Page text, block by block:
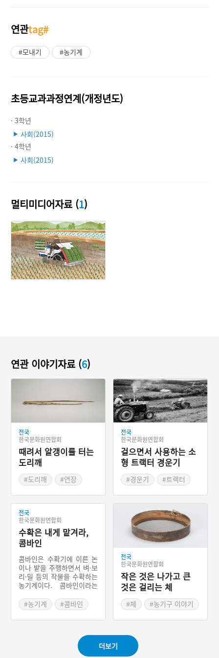
연관tag#
#모내기 #농기계
초등교과과정연계(개정년도)
· 3학년
▶ 사회(2015)
· 4학년
▶ 사회(2015)
멀티미디어자료 (1)
연관 이야기자료 (6)
전국
한국문화원연합회
때려서 알갱이를 터는
도리깨
#도리깨 #연장
전국
한국문화원연합회
걸으면서 사용하는 소
형 트랙터 경운기
#경운기
#트랙터
전국
한국문화원연합회
수확은 내게 맡겨라,
콤바인
콤바인은 수확기에 이른 논
이나 밭을 주행하면서 벼·보
리·밀 등의 작물을 수확하는
농기계이다. 콤바인이라는
업을 동시에 수행한다는 점
에서 ‘결합’의 의미로 쓰인
것이다. 즉 예취기와 탈곡기
인 것이다. 콤바인은 크게
자탈형(自脫型)과 보통형으
#농기계 #콤바인
전국
한국문화원연합회
작은 것은 나가고 큰
것은 걸리는 체
#체
#농기구 이야기
더보기